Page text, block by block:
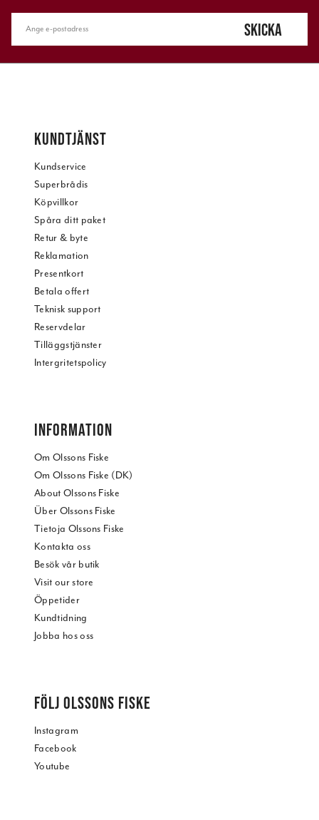
SKICKA
KUNDTJÄNST
Kundservice
Superbrådis
Köpvillkor
Spåra ditt paket
Retur & byte
Reklamation
Presentkort
Betala offert
Teknisk support
Reservdelar
Tilläggstjänster
Intergritetspolicy
INFORMATION
Om Olssons Fiske
Om Olssons Fiske (DK)
About Olssons Fiske
Über Olssons Fiske
Tietoja Olssons Fiske
Kontakta oss
Besök vår butik
Visit our store
Öppetider
Kundtidning
Jobba hos oss
FÖLJ OLSSONS FISKE
Instagram
Facebook
Youtube